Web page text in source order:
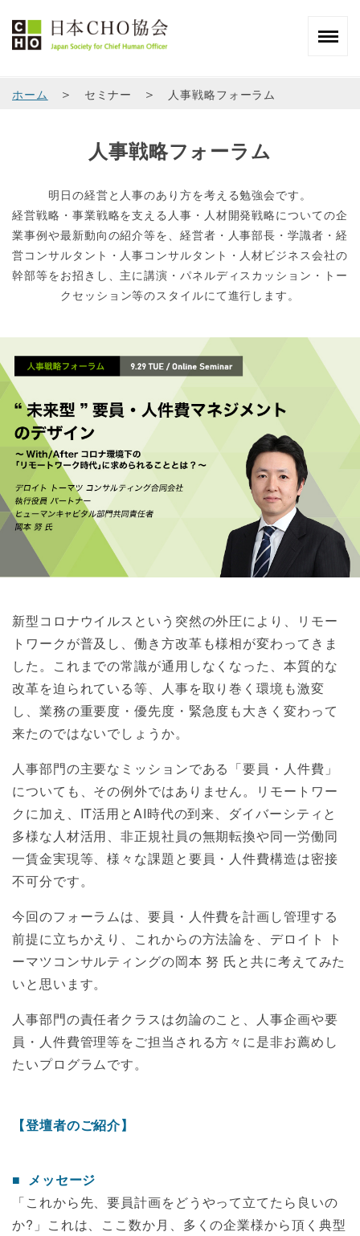
ホーム ＞ セミナー ＞ 人事戦略フォーラム
人事戦略フォーラム
明日の経営と人事のあり方を考える勉強会です。
経営戦略・事業戦略を支える人事・人材開発戦略についての企
業事例や最新動向の紹介等を、経営者・人事部長・学識者・経
営コンサルタント・人事コンサルタント・人材ビジネス会社の
幹部等をお招きし、主に講演・パネルディスカッション・トー
クセッション等のスタイルにて進行します。
新型コロナウイルスという突然の外圧により、リモー
トワークが普及し、働き方改革も様相が変わってきま
した。これまでの常識が通用しなくなった、本質的な
改革を迫られている等、人事を取り巻く環境も激変
し、業務の重要度・優先度・緊急度も大きく変わって
来たのではないでしょうか。
人事部門の主要なミッションである「要員・人件費」
についても、その例外ではありません。リモートワー
クに加え、IT活用とAI時代の到来、ダイバーシティと
多様な人材活用、非正規社員の無期転換や同一労働同
一賃金実現等、様々な課題と要員・人件費構造は密接
不可分です。
今回のフォーラムは、要員・人件費を計画し管理する
前提に立ちかえり、これからの方法論を、デロイト ト
ーマツコンサルティングの岡本 努 氏と共に考えてみた
いと思います。
人事部門の責任者クラスは勿論のこと、人事企画や要
員・人件費管理等をご担当される方々に是非お薦めし
たいプログラムです。
【登壇者のご紹介】
メッセージ
「これから先、要員計画をどうやって立てたら良いの
か?」これは、ここ数か月、多くの企業様から頂く典型